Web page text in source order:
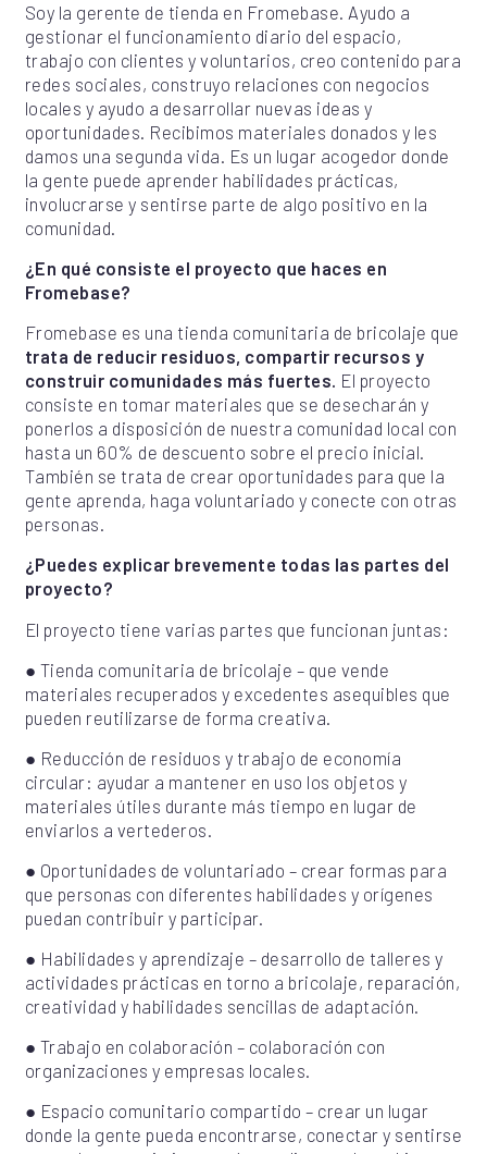
Soy la gerente de tienda en Fromebase. Ayudo a
gestionar el funcionamiento diario del espacio,
trabajo con clientes y voluntarios, creo contenido para
redes sociales, construyo relaciones con negocios
locales y ayudo a desarrollar nuevas ideas y
oportunidades. Recibimos materiales donados y les
damos una segunda vida. Es un lugar acogedor donde
la gente puede aprender habilidades prácticas,
involucrarse y sentirse parte de algo positivo en la
comunidad.
¿En qué consiste el proyecto que haces en
Fromebase?
Fromebase es una tienda comunitaria de bricolaje que
trata de reducir residuos, compartir recursos y
construir comunidades más fuertes. El proyecto
consiste en tomar materiales que se desecharán y
ponerlos a disposición de nuestra comunidad local con
hasta un 60% de descuento sobre el precio inicial.
También se trata de crear oportunidades para que la
gente aprenda, haga voluntariado y conecte con otras
personas.
¿Puedes explicar brevemente todas las partes del
proyecto?
El proyecto tiene varias partes que funcionan juntas:
● Tienda comunitaria de bricolaje – que vende
materiales recuperados y excedentes asequibles que
pueden reutilizarse de forma creativa.
● Reducción de residuos y trabajo de economía
circular: ayudar a mantener en uso los objetos y
materiales útiles durante más tiempo en lugar de
enviarlos a vertederos.
● Oportunidades de voluntariado – crear formas para
que personas con diferentes habilidades y orígenes
puedan contribuir y participar.
● Habilidades y aprendizaje – desarrollo de talleres y
actividades prácticas en torno a bricolaje, reparación,
creatividad y habilidades sencillas de adaptación.
● Trabajo en colaboración – colaboración con
organizaciones y empresas locales.
● Espacio comunitario compartido – crear un lugar
donde la gente pueda encontrarse, conectar y sentirse